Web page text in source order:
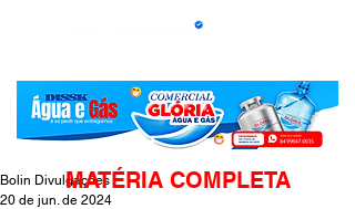
Bolin Divulgações
20 de jun. de 2024
MATÉRIA COMPLETA